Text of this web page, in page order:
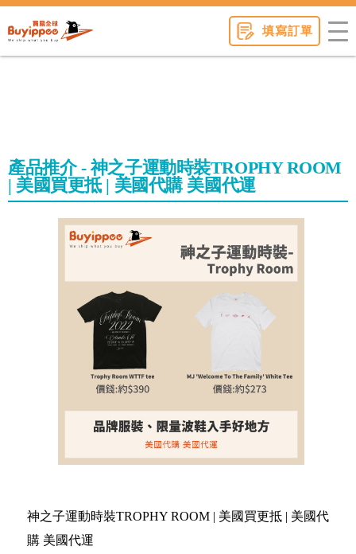
填寫訂單
產品推介 - 神之子運動時裝TROPHY ROOM
| 美國買更抵 | 美國代購 美國代運
神之子運動時裝TROPHY ROOM | 美國買更抵 | 美國代
購 美國代運